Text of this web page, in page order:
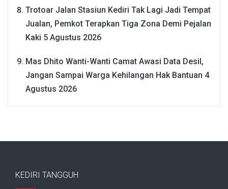
Trotoar Jalan Stasiun Kediri Tak Lagi Jadi Tempat
Jualan, Pemkot Terapkan Tiga Zona Demi Pejalan
Kaki 5 Agustus 2026
Mas Dhito Wanti-Wanti Camat Awasi Data Desil,
Jangan Sampai Warga Kehilangan Hak Bantuan 4
Agustus 2026
KEDIRI TANGGUH